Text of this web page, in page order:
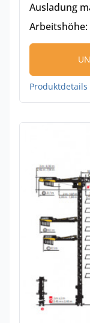
Ausladung
Arbeitshöhe: